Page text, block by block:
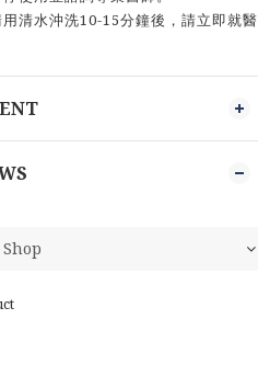
清水沖洗10-15分鐘後，請立即就醫